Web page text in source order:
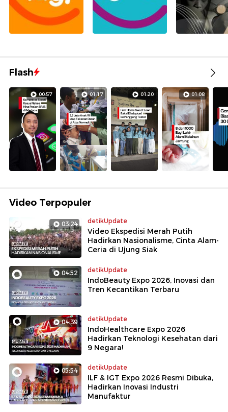
Flash
00:57 01:17 01:20 01:08
Video Terpopuler
03:24 detikUpdate
Video Ekspedisi Merah Putih
Hadirkan Nasionalisme, Cinta Alam-
Ceria di Ujung Siak
04:52 detikUpdate
IndoBeauty Expo 2026, Inovasi dan
Tren Kecantikan Terbaru
04:39 detikUpdate
IndoHealthcare Expo 2026
Hadirkan Teknologi Kesehatan dari
9 Negara!
05:54 detikUpdate
ILF & IGT Expo 2026 Resmi Dibuka,
Hadirkan Inovasi Industri
Manufaktur